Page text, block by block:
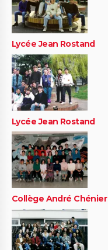
Lycée Jean Rostand
Lycée Jean Rostand
Collège André Chénier